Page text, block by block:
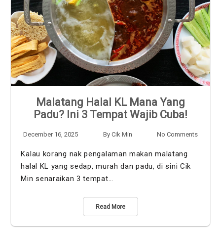
Malatang Halal KL Mana Yang
Padu? Ini 3 Tempat Wajib Cuba!
December 16, 2025 By Cik Min No Comments
Kalau korang nak pengalaman makan malatang
halal KL yang sedap, murah dan padu, di sini Cik
Min senaraikan 3 tempat…
Read More